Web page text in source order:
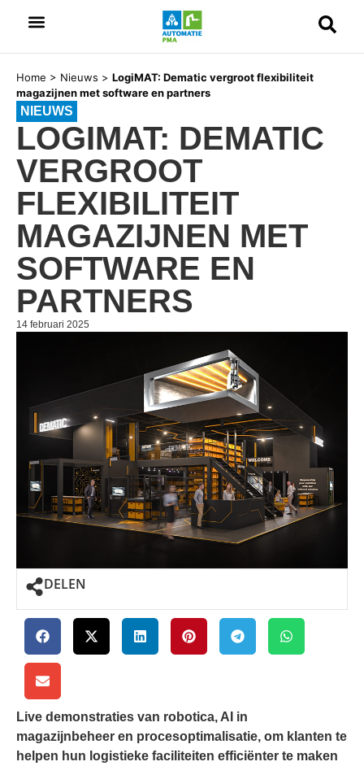
Home > Nieuws > LogiMAT: Dematic vergroot flexibiliteit
magazijnen met software en partners
NIEUWS
LOGIMAT: DEMATIC
VERGROOT
FLEXIBILITEIT
MAGAZIJNEN MET
SOFTWARE EN
PARTNERS
14 februari 2025
DELEN
Live demonstraties van robotica, AI in
magazijnbeheer en procesoptimalisatie, om klanten te
helpen hun logistieke faciliteiten efficiënter te maken